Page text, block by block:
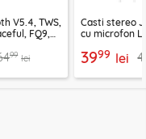
V5.4, TWS,
FQ9,
99 lei
Casti stereo
cu microfon
3999 lei